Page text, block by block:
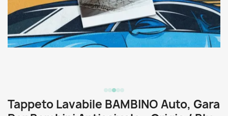
Tappeto Lavabile BAMBINO Auto, Gara